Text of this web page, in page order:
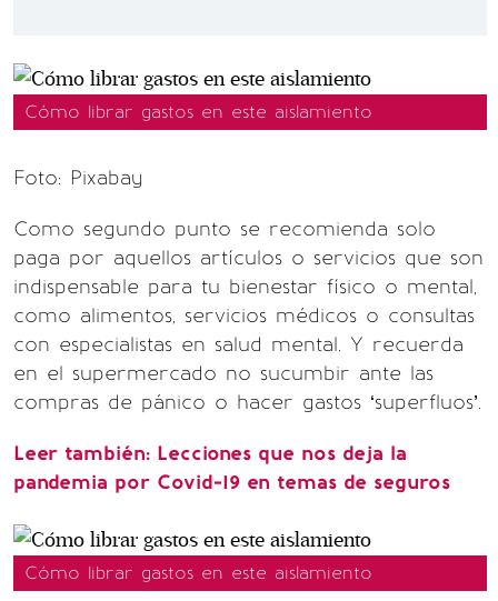
Cómo librar gastos en este aislamiento
Foto: Pixabay
Como segundo punto se recomienda solo
paga por aquellos artículos o servicios que son
indispensable para tu bienestar físico o mental,
como alimentos, servicios médicos o consultas
con especialistas en salud mental. Y recuerda
en el supermercado no sucumbir ante las
compras de pánico o hacer gastos ‘superfluos’.
Leer también: Lecciones que nos deja la
pandemia por Covid-19 en temas de seguros
Cómo librar gastos en este aislamiento